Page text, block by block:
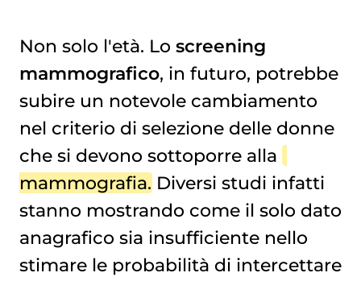
GLI ALTRI STUDI IN CORSO
Non solo l'età. Lo screening
mammografico, in futuro, potrebbe
subire un notevole cambiamento
nel criterio di selezione delle donne
che si devono sottoporre alla
mammografia. Diversi studi infatti
stanno mostrando come il solo dato
anagrafico sia insufficiente nello
stimare le probabilità di intercettare